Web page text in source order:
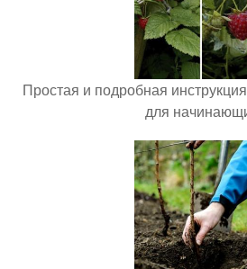
Простая и подробная
для